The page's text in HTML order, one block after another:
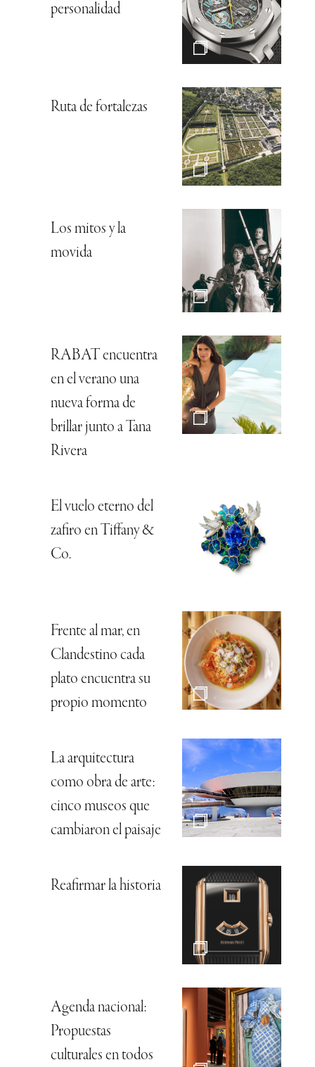
personalidad
Ruta de fortalezas
Los mitos y la
movida
RABAT encuentra
en el verano una
nueva forma de
brillar junto a Tana
Rivera
El vuelo eterno del
zafiro en Tiffany &
Co.
Frente al mar, en
Clandestino cada
plato encuentra su
propio momento
La arquitectura
como obra de arte:
cinco museos que
cambiaron el paisaje
Reafirmar la historia
Agenda nacional:
Propuestas
culturales en todos